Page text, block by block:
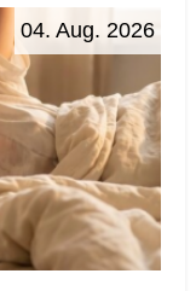
04. Aug. 2026